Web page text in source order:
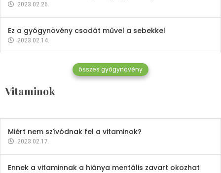
2023.02.26.
Ez a gyógynövény csodát művel a sebekkel
2023.02.14.
összes gyógynövény
Vitaminok
Vitaminok
Mindent a B-12 vitaminról
2023.02.27.
Miért nem szívódnak fel a vitaminok?
2023.02.17.
Ennek a vitaminnak a hiánya mentális zavart okozhat